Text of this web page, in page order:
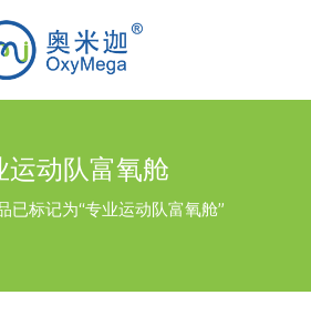
运动队富氧舱
已标记为“专业运动队富氧舱”